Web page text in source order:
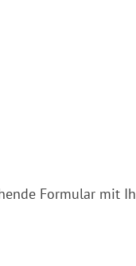
Formular mit